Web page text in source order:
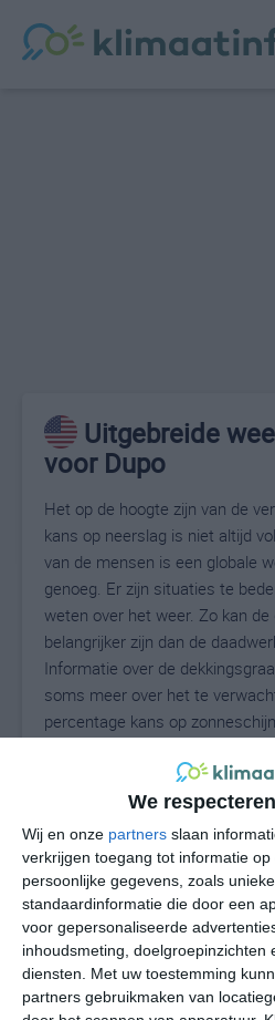
We
Wij en onze partners slaan
verkrijgen toegang tot informatie
persoonlijke gegevens, zoals
standaardinformatie die door een
voor gepersonaliseerde
inhoudsmeting, doelgroepinzichten
diensten.
Met uw toestemming
partners gebruikmaken van
Uitgebreide
voor Dupo
Het op de hoogte zijn van de
kans op neerslag is niet altijd
van de mensen is een globale
genoeg. Er zijn situaties te
weten over het weer. Zo kan
belangrijker zijn dan de
Informatie over de
soms meer over het te
percentage kans op
28°C
undefined ma